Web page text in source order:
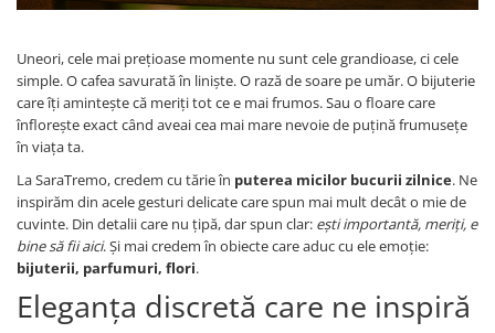
Uneori, cele mai prețioase momente nu sunt cele grandioase, ci cele
simple. O cafea savurată în liniște. O rază de soare pe umăr. O bijuterie
care îți amintește că meriți tot ce e mai frumos. Sau o floare care
înflorește exact când aveai cea mai mare nevoie de puțină frumusețe
în viața ta.
La SaraTremo, credem cu tărie în puterea micilor bucurii zilnice. Ne
inspirăm din acele gesturi delicate care spun mai mult decât o mie de
cuvinte. Din detalii care nu țipă, dar spun clar: ești importantă, meriți, e
bine să fii aici. Și mai credem în obiecte care aduc cu ele emoție:
bijuterii, parfumuri, flori.
Eleganța discretă care ne inspiră